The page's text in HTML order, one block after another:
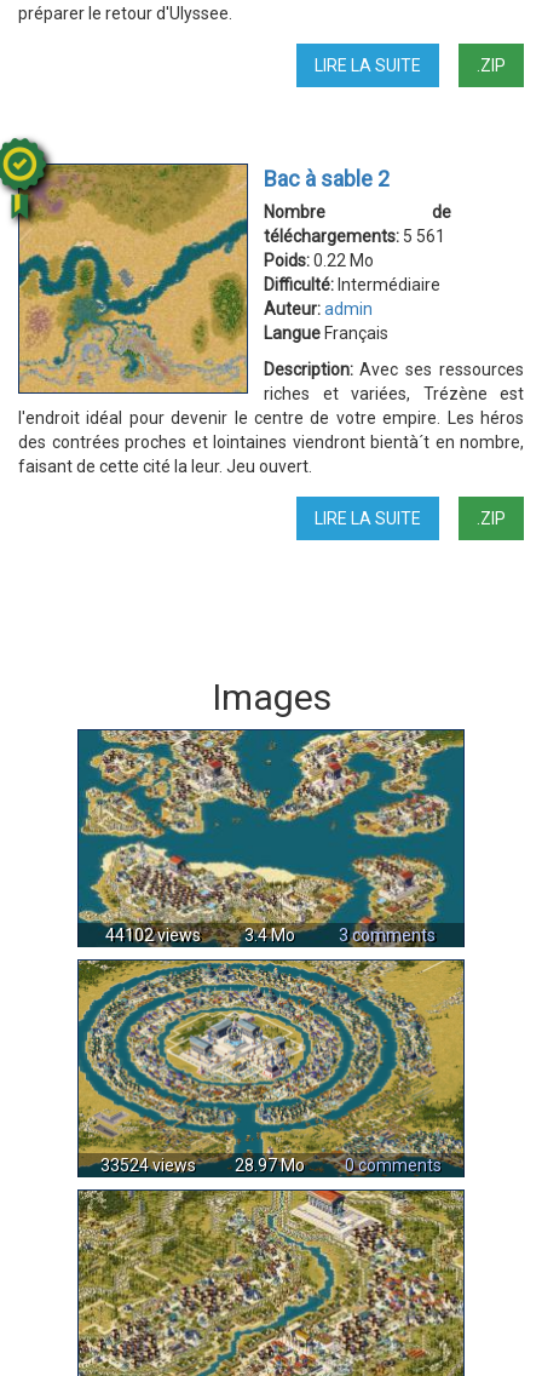
préparer le retour d'Ulyssee.
.ZIP
LIRE LA SUITE
L'ODYSSÉE
Bac à sable 2
Nombre de
téléchargements: 5 561
Poids:0.22 Mo
Difficulté: Intermédiaire
Auteur:admin
Langue Français
Description: Avec ses ressources
riches et variées, Trézène est
l'endroit idéal pour devenir le centre de votre empire. Les héros
des contrées proches et lointaines viendront bientà´t en nombre,
faisant de cette cité la leur. Jeu ouvert.
.ZIP
LIRE LA SUITE
BAC
Images
44102 views 3.4 Mo 3 comments
33524 views 28.97 Mo 0 comments